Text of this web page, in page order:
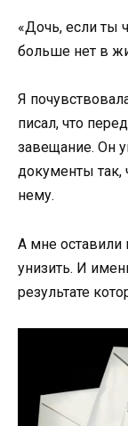
«Дочь, если ты
больше нет в
Я
писал, что
завещание. Он
документы
нему.
А мне
унизить. И
результате